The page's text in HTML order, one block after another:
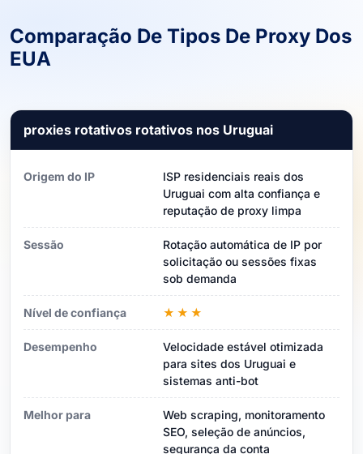
Comparação De Tipos De Proxy Dos
EUA
proxies rotativos rotativos nos Uruguai
Origem do IP
ISP residenciais reais dos
Uruguai com alta confiança e
reputação de proxy limpa
Sessão
Rotação automática de IP por
solicitação ou sessões fixas
sob demanda
Nível de confiança ★★★
Desempenho
Velocidade estável otimizada
para sites dos Uruguai e
sistemas anti-bot
Melhor para
Web scraping, monitoramento
SEO, seleção de anúncios,
segurança da conta